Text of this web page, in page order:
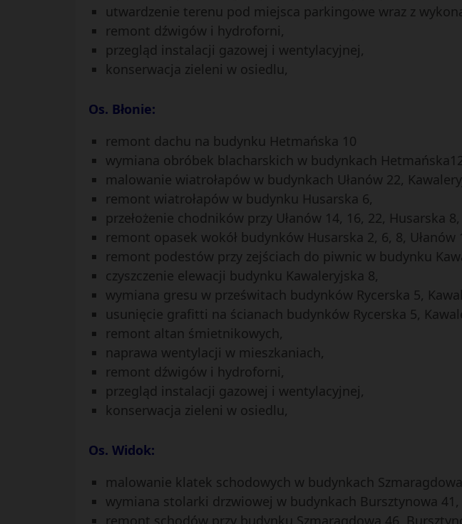
utwardzenie terenu pod miejsca parkingowe wraz z
remont dźwigów i hydroforni,
przegląd instalacji gazowej i wentylacyjnej,
konserwacja zieleni w osiedlu,
Os. Błonie:
remont dachu na budynku Hetmańska 10
wymiana obróbek blacharskich w budynkach
malowanie wiatrołapów w budynkach Ułanów 22,
remont wiatrołapów w budynku Husarska 6,
przełożenie chodników przy Ułanów 14, 16, 22, Husarska
remont opasek wokół budynków Husarska 2, 6, 8,
remont podestów przy zejściach do piwnic w budynku
czyszczenie elewacji budynku Kawaleryjska 8,
wymiana gresu w prześwitach budynków Rycerska 5,
usunięcie grafitti na ścianach budynków Rycerska 5,
remont altan śmietnikowych,
naprawa wentylacji w mieszkaniach,
remont dźwigów i hydroforni,
przegląd instalacji gazowej i wentylacyjnej,
konserwacja zieleni w osiedlu,
Os. Widok:
malowanie klatek schodowych w budynkach
wymiana stolarki drzwiowej w budynkach Bursztynowa 41,